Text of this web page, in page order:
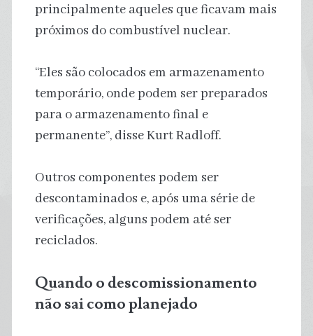
principalmente aqueles que ficavam mais
próximos do combustível nuclear.
“Eles são colocados em armazenamento
temporário, onde podem ser preparados
para o armazenamento final e
permanente”, disse Kurt Radloff.
Outros componentes podem ser
descontaminados e, após uma série de
verificações, alguns podem até ser
reciclados.
Quando o descomissionamento
não sai como planejado